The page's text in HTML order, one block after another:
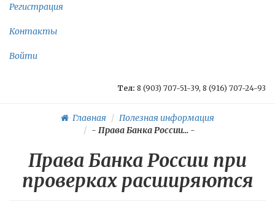
Регистрация
Контакты
Войти
Тел: 8 (903) 707-51-39, 8 (916) 707-24-93
Главная
Полезная информация
- Права Банка России...-
Права Банка России при
проверках расширяются